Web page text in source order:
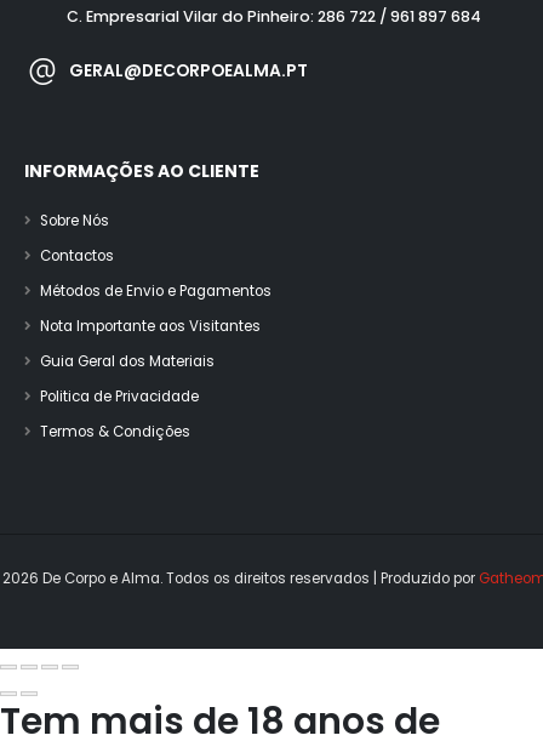
C. Empresarial Vilar do Pinheiro: 286 722 / 961 897 684
GERAL@DECORPOEALMA.PT
INFORMAÇÕES AO CLIENTE
Sobre Nós
Contactos
Métodos de Envio e Pagamentos
Nota Importante aos Visitantes
Guia Geral dos Materiais
Politica de Privacidade
Termos & Condições
De Corpo e Alma. Todos os direitos reservados | Produzido por
Tem mais de 18 anos de